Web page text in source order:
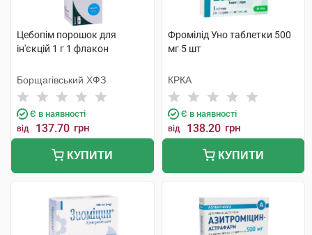
Цебопім порошок для
ін'єкцій 1 г 1 флакон
Борщагівський ХФЗ
Є в наявності
від 137.70 грн
КУПИТИ
Фромілід Уно таблетки 500
мг 5 шт
КРКА
Є в наявності
від 138.20 грн
КУПИТИ